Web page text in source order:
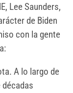
Lee Saunders,
de Biden
con la gente
A lo largo de
décadas